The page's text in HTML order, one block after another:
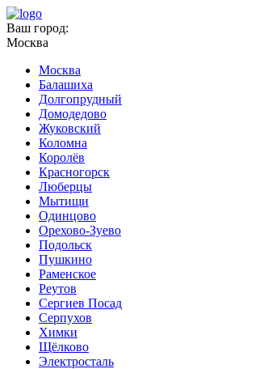
Ваш город:
Москва
Москва
Балашиха
Долгопрудный
Домодедово
Жуковский
Коломна
Королёв
Красногорск
Люберцы
Мытищи
Одинцово
Орехово-Зуево
Подольск
Пушкино
Раменское
Реутов
Сергиев Посад
Серпухов
Химки
Щёлково
Электросталь